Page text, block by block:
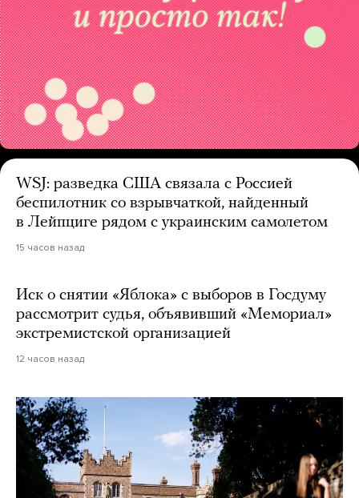
WSJ: разведка США связала с Россией
беспилотник со взрывчаткой, найденный
в Лейпциге рядом с украинским самолетом
15 часов назад
Иск о снятии «Яблока» с выборов в Госдуму
рассмотрит судья, объявивший «Мемориал»
экстремистской организацией
12 часов назад